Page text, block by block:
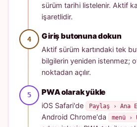
sürüm tarihi listelenir. Aktif
işaretlidir.
Giriş butonuna dokun
Aktif sürüm kartındaki tek
bilgilerin yeniden istenmez;
noktadan açılır.
PWA olarak yükle
iOS Safari'de Paylaş › Ana
Android Chrome'da
menü ›